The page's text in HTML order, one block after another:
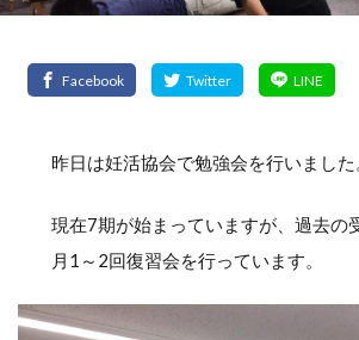
昨日は妊活協会で勉強会を行いました
現在7期が始まっていますが、過去の
月1～2回復習会を行っています。